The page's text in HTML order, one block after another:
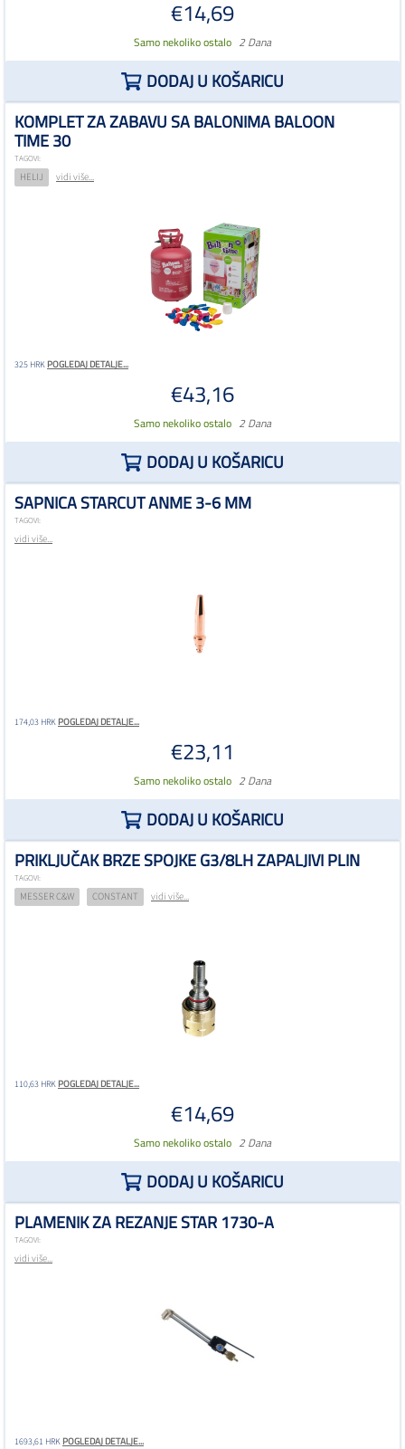
€14,69
Samo nekoliko ostalo 2 Dana
DODAJ U KOŠARICU
KOMPLET ZA ZABAVU SA BALONIMA BALOON
TIME 30
TAGOVI:
HELIJ vidi više...
325 HRKPOGLEDAJ DETALJE...
€43,16
Samo nekoliko ostalo 2 Dana
DODAJ U KOŠARICU
SAPNICA STARCUT ANME 3-6 MM
TAGOVI:
vidi više...
174,03 HRKPOGLEDAJ DETALJE...
€23,11
Samo nekoliko ostalo 2 Dana
DODAJ U KOŠARICU
PRIKLJUČAK BRZE SPOJKE G3/8LH ZAPALJIVI PLIN
TAGOVI:
MESSER C&W CONSTANT vidi više...
110,63 HRKPOGLEDAJ DETALJE...
€14,69
Samo nekoliko ostalo 2 Dana
DODAJ U KOŠARICU
PLAMENIK ZA REZANJE STAR 1730-A
TAGOVI:
vidi više...
1693,61 HRKPOGLEDAJ DETALJE...